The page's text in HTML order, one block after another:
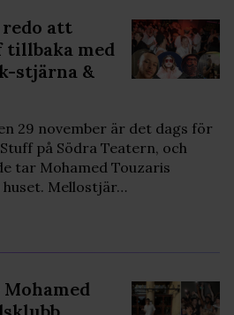
redo att
tillbaka med
stjärna &
29 november är det dags för
på Södra Teatern, och
tar Mohamed Touzaris
Mellostjär…
Mohamed